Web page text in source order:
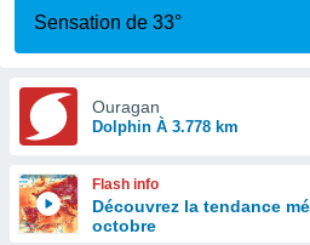
Sensation de 33°
Ouragan
Dolphin À 3.778 km
Flash info
Découvrez la tendance
octobre